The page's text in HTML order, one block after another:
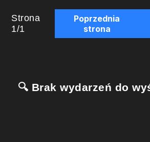
Strona
1/1
Poprzednia
strona
🔍 Brak wydarzeń do